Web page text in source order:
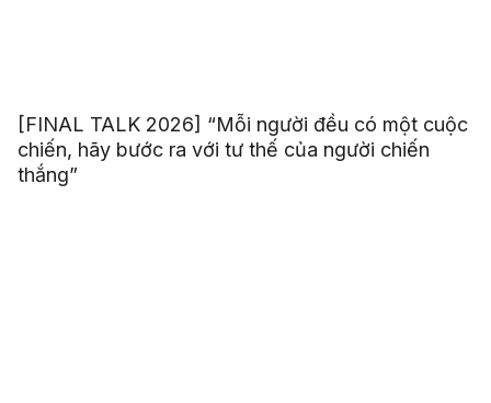
[FINAL TALK 2026] “Mỗi người đều có một cuộc
chiến, hãy bước ra với tư thế của người chiến
thắng”